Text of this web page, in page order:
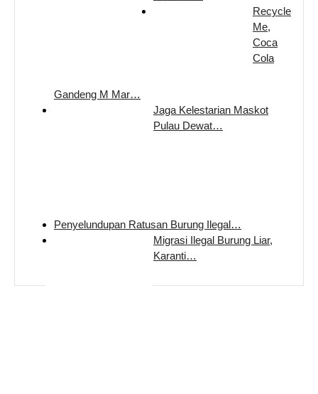
Recycle
Me,
Coca
Cola
Gandeng M Mar…
Jaga Kelestarian Maskot
Pulau Dewat…
Penyelundupan Ratusan Burung Ilegal…
Migrasi Ilegal Burung Liar,
Karanti…